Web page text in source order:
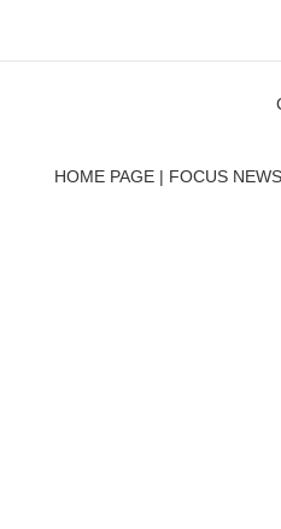
HOME PAGE | FOCUS